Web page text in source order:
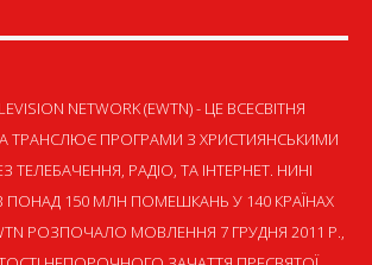
NETWORK (EWTN) - ЦЕ ВСЕСВІТНЯ
ТРАНСЛЮЄ ПРОГРАМИ З ХРИСТИЯНСЬКИМИ
ТЕЛЕБАЧЕННЯ, РАДІО, ТА ІНТЕРНЕТ. НИНІ
150 МЛН ПОМЕШКАНЬ У 140 КРАЇНАХ
РОЗПОЧАЛО МОВЛЕННЯ 7 ГРУДНЯ 2011 Р.,